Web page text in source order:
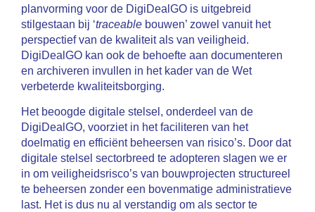
planvorming voor de DigiDealGO is uitgebreid
stilgestaan bij ‘traceable bouwen’ zowel vanuit het
perspectief van de kwaliteit als van veiligheid.
DigiDealGO kan ook de behoefte aan documenteren
en archiveren invullen in het kader van de Wet
verbeterde kwaliteitsborging.
Het beoogde digitale stelsel, onderdeel van de
DigiDealGO, voorziet in het faciliteren van het
doelmatig en efficiënt beheersen van risico’s. Door dat
digitale stelsel sectorbreed te adopteren slagen we er
in om veiligheidsrisco’s van bouwprojecten structureel
te beheersen zonder een bovenmatige administratieve
last. Het is dus nu al verstandig om als sector te